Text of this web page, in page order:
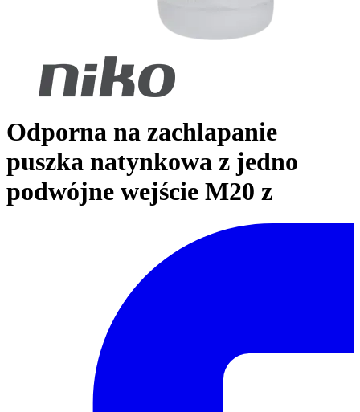
Odporna na zachlapanie
puszka natynkowa z jedno
podwójne wejście M20 z